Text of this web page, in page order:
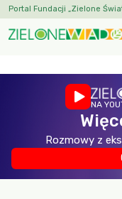
Portal Fundacji „Zielone
NA
Rozmowy z